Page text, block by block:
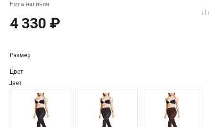
Нет в наличии
4 330 ₽
Размер
Цвет
Цвет